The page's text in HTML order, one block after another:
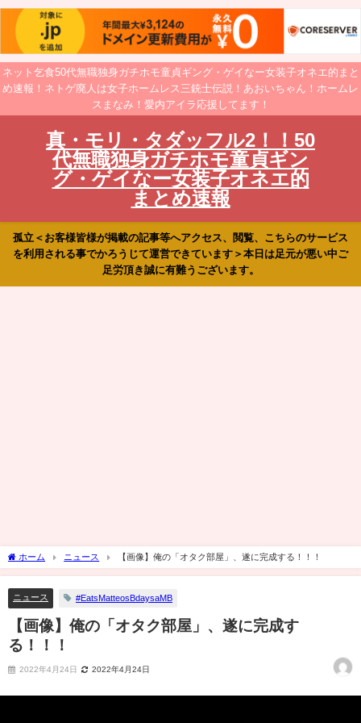
ネット乞食50代無職独身ガチホモ童貞ギング・ゲイなー女装子オネエ的まと
め速報！ネトゲ廃人は女子ホームレス三銃士伝説！あおいちゃん！ホームレ
スまなみ！愛内アイラ応援してます！
真・モリ・タダッフル2！！50
代無職独身ガチホモ童貞ギン
グ・ゲイなー女装子オネエ的
まとめ速報
孤立＜お客様皆様が掲載の記事等へアクセス、閲覧、こちらのサービス
を利用される事でかろうじて運営できています＞本日は足元が悪い中ご
足労頂き誠に有難うございます。
ホーム ニュース 【画像】俺の「オタク部屋」、遂に完成する！！！
ニュース #EatsMatteosBdaysaMB
【画像】俺の「オタク部屋」、遂に完成す
る！！！
2022年4月24日 2022年4月24日